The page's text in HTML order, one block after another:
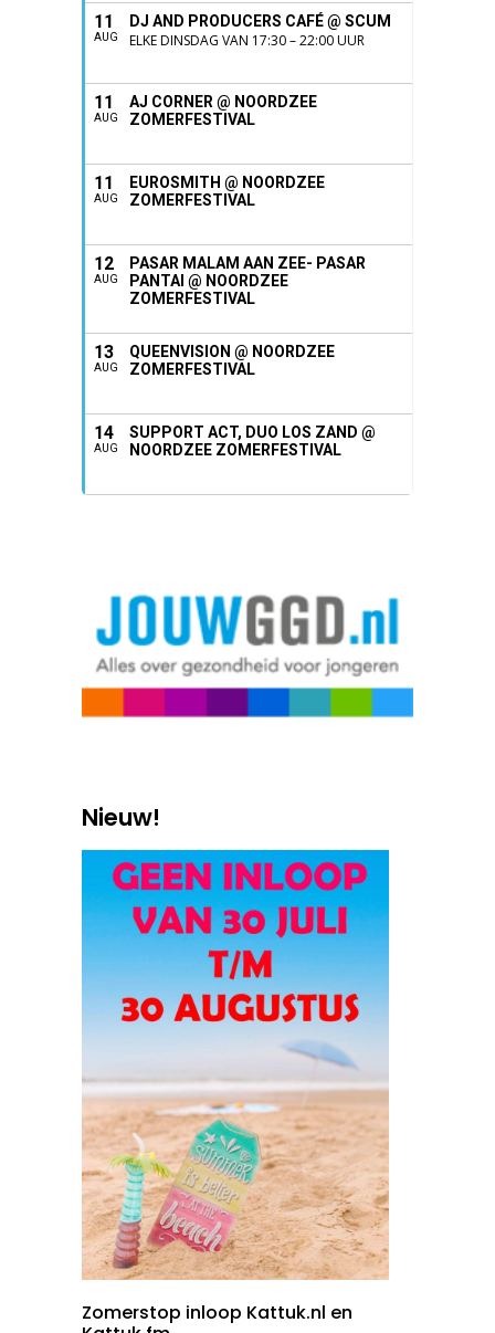
11
AUG
DJ AND PRODUCERS CAFÉ @ SCUM
ELKE DINSDAG VAN 17:30 – 22:00 UUR
11
AUG
AJ CORNER @ NOORDZEE
ZOMERFESTIVAL
11
AUG
EUROSMITH @ NOORDZEE
ZOMERFESTIVAL
12
AUG
PASAR MALAM AAN ZEE- PASAR
PANTAI @ NOORDZEE
ZOMERFESTIVAL
13
AUG
QUEENVISION @ NOORDZEE
ZOMERFESTIVAL
14
AUG
SUPPORT ACT, DUO LOS ZAND @
NOORDZEE ZOMERFESTIVAL
Nieuw!
Zomerstop inloop Kattuk.nl en